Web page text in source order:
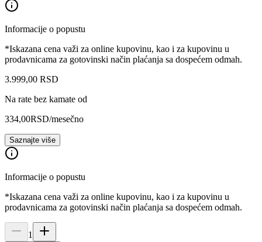
Informacije o popustu
*Iskazana cena važi za online kupovinu, kao i za kupovinu u
prodavnicama za gotovinski način plaćanja sa dospećem odmah.
3.999,00 RSD
Na rate bez kamate od
334,00RSD/mesečno
Saznajte više
Informacije o popustu
*Iskazana cena važi za online kupovinu, kao i za kupovinu u
prodavnicama za gotovinski način plaćanja sa dospećem odmah.
1